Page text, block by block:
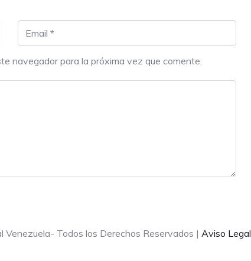
navegador para la próxima vez que comente.
Todos los Derechos Reservados | Aviso Legal